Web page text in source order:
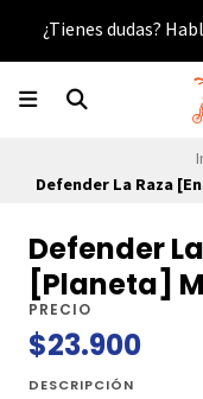
¿Tienes dudas?
Defender La Raza
Defender
[Planeta]
PRECIO
$23.900
DESCRIPCIÓN